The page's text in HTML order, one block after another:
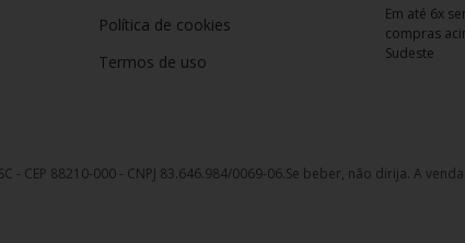
Política de cookies
Termos de uso
Em até 6x
compras
Sudeste
- CEP 88210-000 - CNPJ 83.646.984/0069-06.Se beber, não dirija. A